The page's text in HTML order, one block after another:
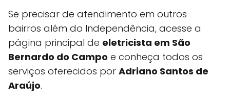
Se precisar de atendimento em outros
bairros além do Independência, acesse a
página principal de eletricista em São
Bernardo do Campo e conheça todos os
serviços oferecidos por Adriano Santos de
Araújo.